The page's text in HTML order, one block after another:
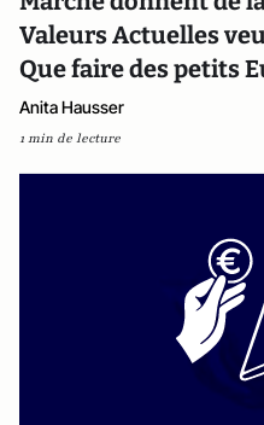
Valeurs Actuelles
Que faire des petits
Anita Hausser
1 min de lecture